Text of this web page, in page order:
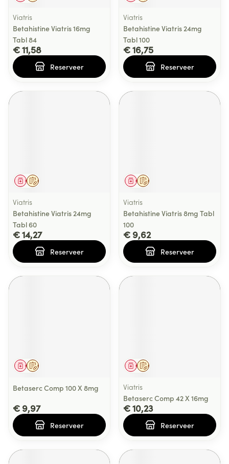
Viatris
Betahistine Viatris 16mg
Tabl 84
€ 11,58
Reserveer
Viatris
Betahistine Viatris 24mg
Tabl 100
€ 16,75
Reserveer
Op voorschrift
Geneesmiddel
Viatris
Betahistine Viatris 24mg
Tabl 60
€ 14,27
Reserveer
Op voorschrift
Geneesmiddel
Viatris
Betahistine Viatris 8mg Tabl
100
€ 9,62
Reserveer
Op voorschrift
Geneesmiddel
Betaserc Comp 100 X 8mg
€ 9,97
Reserveer
Op voorschrift
Geneesmiddel
Viatris
Betaserc Comp 42 X 16mg
€ 10,23
Reserveer